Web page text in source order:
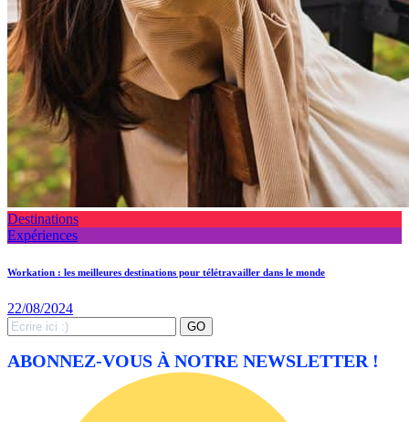
Destinations
Expériences
Workation : les meilleures destinations pour télétravailler dans le monde
22/08/2024
Search
for:
GO
ABONNEZ-VOUS À NOTRE NEWSLETTER !